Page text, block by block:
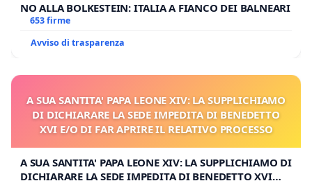
NO ALLA BOLKESTEIN: ITALIA A FIANCO DEI BALNEARI
653 firme
Avviso di trasparenza
A SUA SANTITA' PAPA LEONE XIV: LA SUPPLICHIAMO
DI DICHIARARE LA SEDE IMPEDITA DI BENEDETTO
XVI E/O DI FAR APRIRE IL RELATIVO PROCESSO
A SUA SANTITA' PAPA LEONE XIV: LA SUPPLICHIAMO DI
DICHIARARE LA SEDE IMPEDITA DI BENEDETTO XVI